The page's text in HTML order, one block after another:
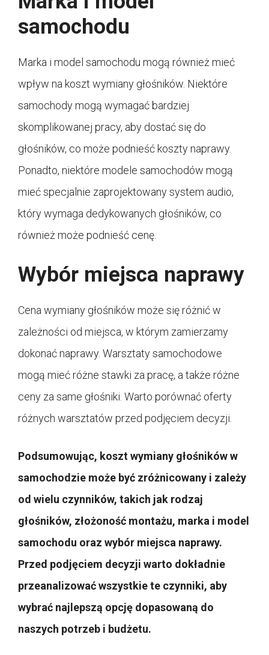
samochodu
Marka i model samochodu mogą również mieć
wpływ na koszt wymiany głośników. Niektóre
samochody mogą wymagać bardziej
skomplikowanej pracy, aby dostać się do
głośników, co może podnieść koszty naprawy.
Ponadto, niektóre modele samochodów mogą
mieć specjalnie zaprojektowany system audio,
który wymaga dedykowanych głośników, co
również może podnieść cenę.
Wybór miejsca naprawy
Cena wymiany głośników może się różnić w
zależności od miejsca, w którym zamierzamy
dokonać naprawy. Warsztaty samochodowe
mogą mieć różne stawki za pracę, a także różne
ceny za same głośniki. Warto porównać oferty
różnych warsztatów przed podjęciem decyzji.
Podsumowując, koszt wymiany głośników w
samochodzie może być zróżnicowany i zależy
od wielu czynników, takich jak rodzaj
głośników, złożoność montażu, marka i model
samochodu oraz wybór miejsca naprawy.
Przed podjęciem decyzji warto dokładnie
przeanalizować wszystkie te czynniki, aby
wybrać najlepszą opcję dopasowaną do
naszych potrzeb i budżetu.